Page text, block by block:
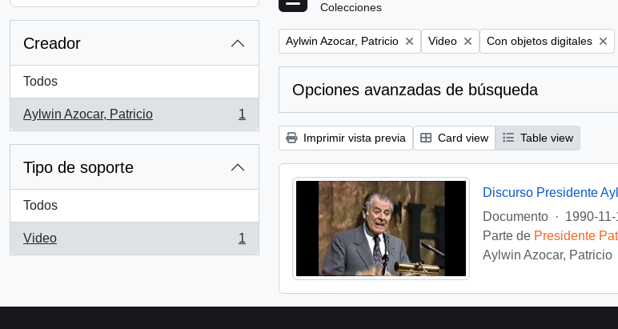
Creador
Todos
Aylwin Azocar, Patricio
, 1 resultados
1
Tipo de soporte
Todos
Video
, 1 resultados
1
Colecciones
Remove filter:
Aylwin Azocar, Patricio Remove filter:
Video Remove filter:
Con objetos digitales
Opciones avanzadas de búsqueda
Imprimir vista previa Card view Table view
Discurso Presidente
Documento
· 1990-
Parte de Presidente
Aylwin Azocar, Patricio